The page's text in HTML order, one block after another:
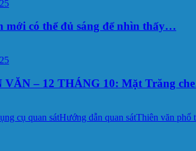
mới có thể đủ sáng để nhìn thấy…
VĂN – 12 THÁNG 10: Mặt Trăng
cụ quan sátHướng dẫn quan sátThiên văn phổ